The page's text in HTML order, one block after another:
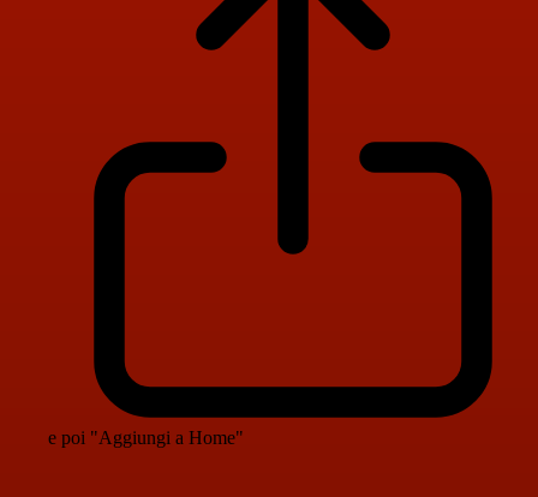
e poi "Aggiungi a Home"